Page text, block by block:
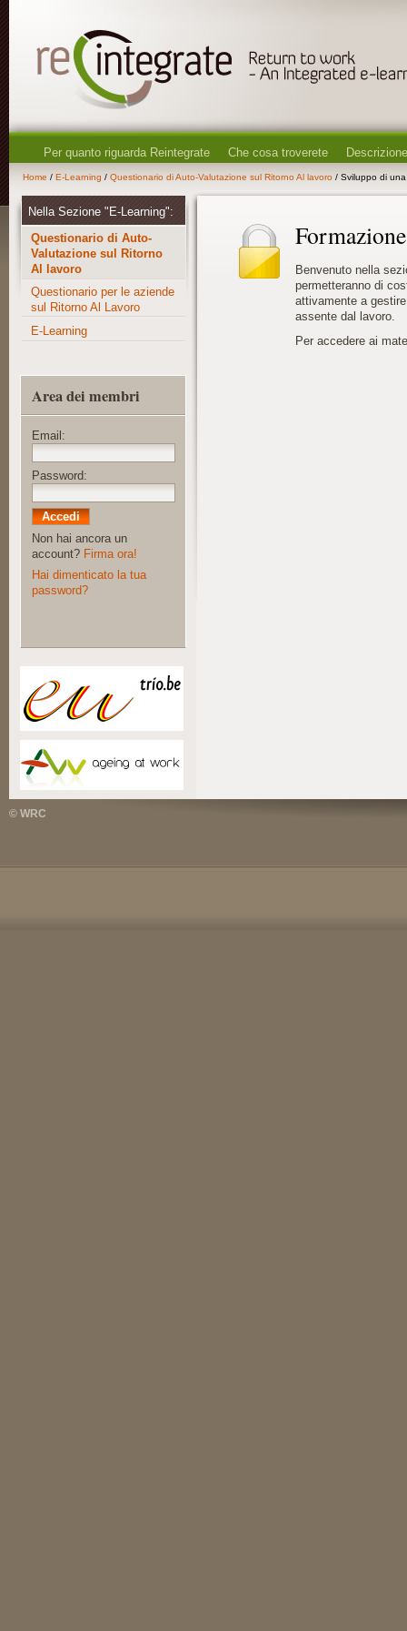
Per quanto riguarda Reintegrate Che cosa troverete
Home / E-Learning / Questionario di Auto-Valutazione sul Ritorno Al lavoro / Sviluppo di
Benvenuto nella
permetteranno di
attivamente a
assente dal lavoro.
Per accedere ai
Nella Sezione "E-Learning":
Questionario di Auto-
Valutazione sul Ritorno
Al lavoro
Questionario per le aziende
sul Ritorno Al Lavoro
E-Learning
Area dei membri
Email:
Password:
Non hai ancora un
account? Firma ora!
Hai dimenticato la tua
password?
© WRC